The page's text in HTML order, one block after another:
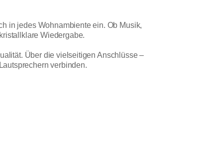
in jedes Wohnambiente ein. Ob Musik,
Wiedergabe.
Über die vielseitigen Anschlüsse –
verbinden.